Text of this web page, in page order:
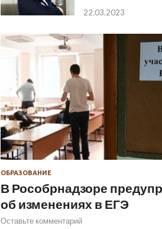
22.03.2023
ОБРАЗОВАНИЕ
В Рособрнадзоре
об изменениях в ЕГЭ
Оставьте комментарий